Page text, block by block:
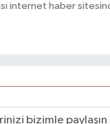
internet haber